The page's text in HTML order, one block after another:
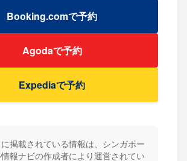
Booking.comで予約
Agodaで予約
Expediaで予約
掲載されている情報は、シンガポー
報ナビの作成者により運営されてい